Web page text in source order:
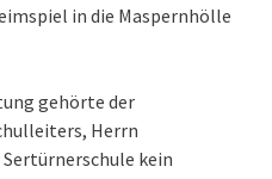
in die Maspernhölle
gehörte der
Herrn
kein